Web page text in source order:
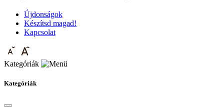
Újdonságok
Készítsd magad!
Kapcsolat
Kategóriák
Kategóriák